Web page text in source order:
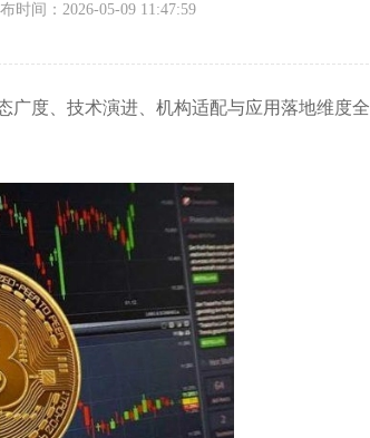
时间：2026-05-09 11:47:59
广度、技术演进、机构适配与应用落地维度全